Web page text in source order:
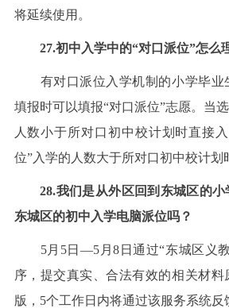
将延续使用。
27.初中入学中的“对口派位”怎么
有对口派位入学机制的小学毕业
填报时可以填报“对口派位”志愿。当
人数小于所对口初中校计划时直接
位”入学的人数大于所对口初中校计划
28.我们是从外区回到东城区的小
东城区的初中入学电脑派位吗？
5月5日—5月8日通过“东城区义教
序，提交真实、合法有效的相关材料
版，5个工作日内将通过该服务系统反